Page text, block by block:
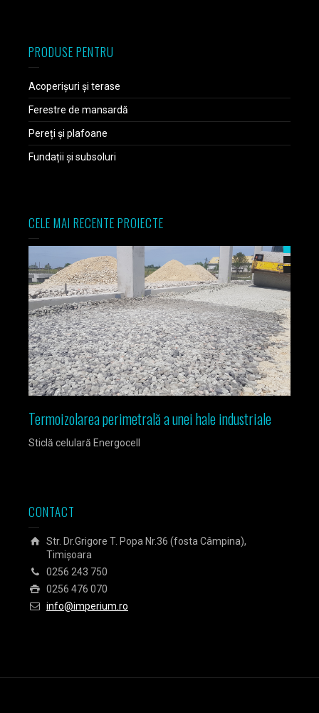
PRODUSE PENTRU
Acoperișuri și terase
Ferestre de mansardă
Pereți și plafoane
Fundații și subsoluri
CELE MAI RECENTE PROIECTE
Termoizolarea perimetrală a unei hale industriale
Sticlă celulară Energocell
CONTACT
Str. Dr.Grigore T. Popa Nr.36 (fosta Câmpina),
Timișoara
0256 243 750
0256 476 070
info@imperium.ro